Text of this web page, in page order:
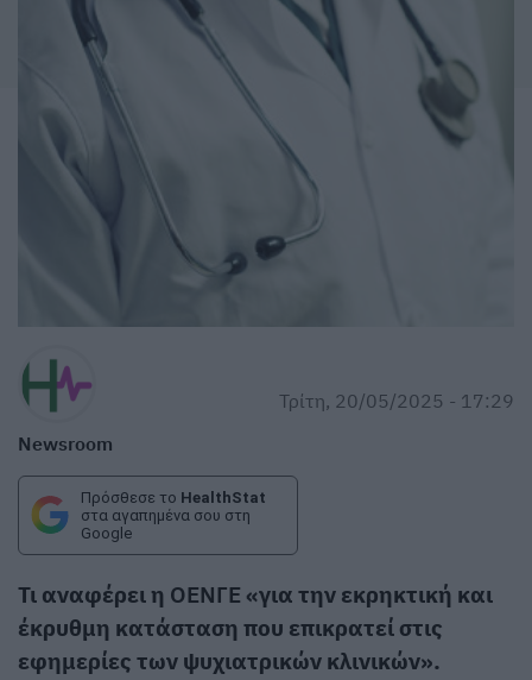
Newsroom
Τρίτη, 20/05/2025 - 17:29
Πρόσθεσε το HealthStat
στα αγαπημένα σου στη
Google
Τι αναφέρει η ΟΕΝΓΕ «για την εκρηκτική και
έκρυθμη κατάσταση που επικρατεί στις
εφημερίες των ψυχιατρικών κλινικών».